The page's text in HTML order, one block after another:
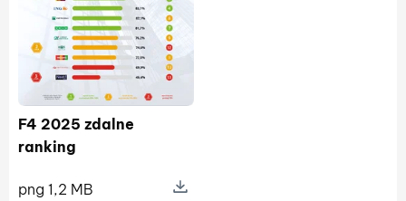
F4 2025 zdalne
ranking
png 1,2 MB